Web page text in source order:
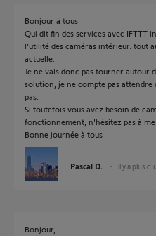
Bonjour à tous
Qui dit fin des services avec IFTTT
l'utilité des caméras intérieur. tout
actuelle.
Je ne vais donc pas tourner autour
solution, je ne compte pas
pas.
Si toutefois vous avez besoin de
fonctionnement, n'hésitez pas à
Bonne journée à tous
Pascal D. il y a plus
Bonjour,